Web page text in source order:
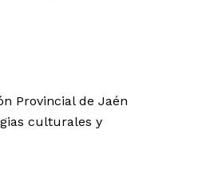
Provincial de Jaén
culturales y